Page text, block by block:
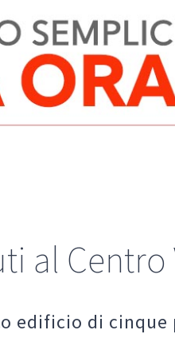
al Centro
edificio di